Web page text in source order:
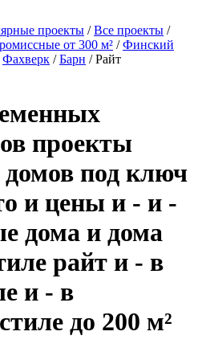
проекты /Все проекты /
от 300 м² /Финский
Фахверк /Барн /Райт
проекты
под ключ
и цены и - и -
дома и дома
райт и - в
и - в
до 200 м²